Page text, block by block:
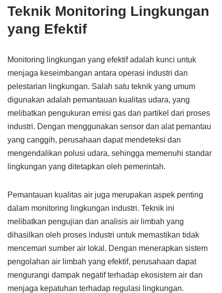
Teknik Monitoring Lingkungan
yang Efektif
Monitoring lingkungan yang efektif adalah kunci untuk
menjaga keseimbangan antara operasi industri dan
pelestarian lingkungan. Salah satu teknik yang umum
digunakan adalah pemantauan kualitas udara, yang
melibatkan pengukuran emisi gas dan partikel dari proses
industri. Dengan menggunakan sensor dan alat pemantau
yang canggih, perusahaan dapat mendeteksi dan
mengendalikan polusi udara, sehingga memenuhi standar
lingkungan yang ditetapkan oleh pemerintah.
Pemantauan kualitas air juga merupakan aspek penting
dalam monitoring lingkungan industri. Teknik ini
melibatkan pengujian dan analisis air limbah yang
dihasilkan oleh proses industri untuk memastikan tidak
mencemari sumber air lokal. Dengan menerapkan sistem
pengolahan air limbah yang efektif, perusahaan dapat
mengurangi dampak negatif terhadap ekosistem air dan
menjaga kepatuhan terhadap regulasi lingkungan.